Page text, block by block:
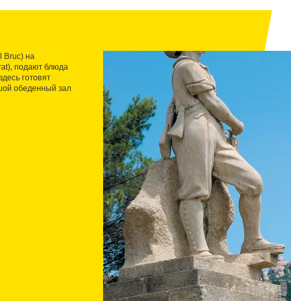
Bruc) на
подают блюда
готовят
обеденный зал